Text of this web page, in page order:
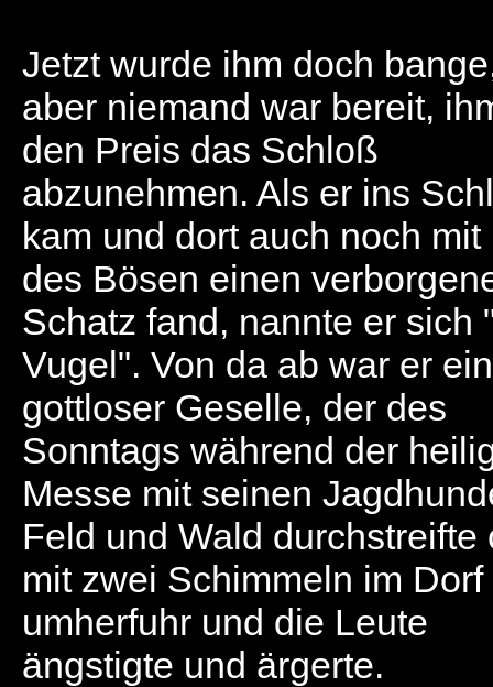
Jetzt wurde ihm doch
aber niemand war bereit,
den Preis das Schloß
abzunehmen. Als er ins
kam und dort auch noch mit
des Bösen einen
Schatz fand, nannte er sich
Vugel". Von da ab war er ein
gottloser Geselle, der des
Sonntags während der
Messe mit seinen
Feld und Wald durchstreifte
mit zwei Schimmeln im Dorf
umherfuhr und die Leute
ängstigte und ärgerte.